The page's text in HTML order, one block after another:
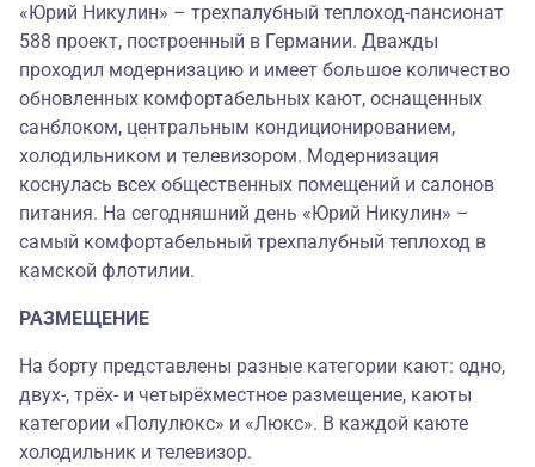
«Юрий Никулин» – трехпалубный теплоход-пансионат
588 проект, построенный в Германии. Дважды
проходил модернизацию и имеет большое количество
обновленных комфортабельных кают, оснащенных
санблоком, центральным кондиционированием,
холодильником и телевизором. Модернизация
коснулась всех общественных помещений и салонов
питания. На сегодняшний день «Юрий Никулин» –
самый комфортабельный трехпалубный теплоход в
камской флотилии.
РАЗМЕЩЕНИЕ
На борту представлены разные категории кают: одно,
двух-, трёх- и четырёхместное размещение, каюты
категории «Полулюкс» и «Люкс». В каждой каюте
холодильник и телевизор.